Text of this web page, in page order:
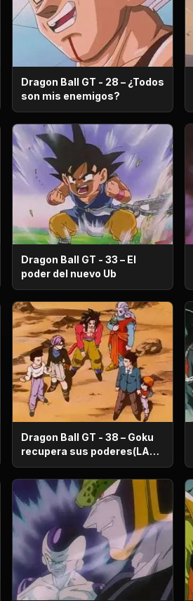
Dragon Ball GT - 28 – ¿Todos
son mis enemigos?
Dragon Ball GT - 33 – El
poder del nuevo Ub
Dragon Ball GT - 38 – Goku
recupera sus poderes(LA
RED 9)